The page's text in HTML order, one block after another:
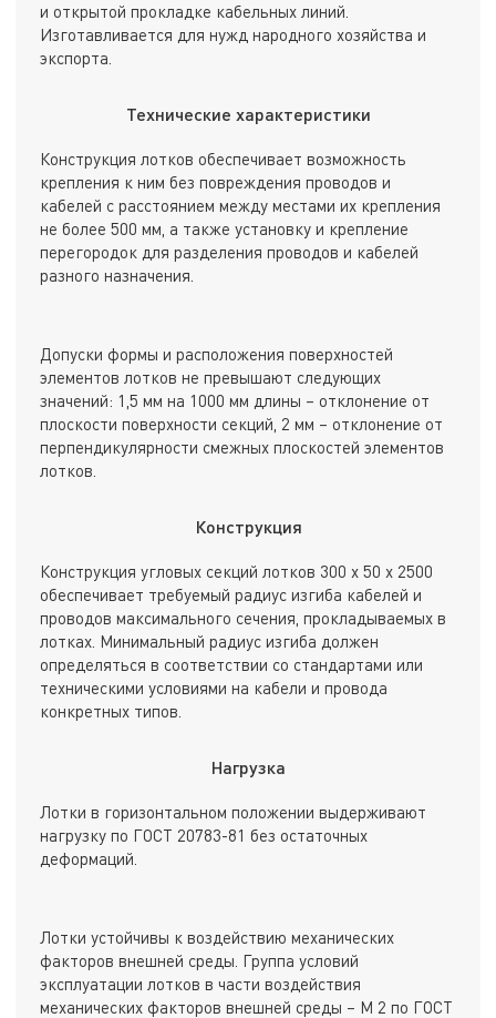
и открытой прокладке кабельных линий.
Изготавливается для нужд народного хозяйства и
экспорта.
Технические характеристики
Конструкция лотков обеспечивает возможность
крепления к ним без повреждения проводов и
кабелей с расстоянием между местами их крепления
не более 500 мм, а также установку и крепление
перегородок для разделения проводов и кабелей
разного назначения.
Допуски формы и расположения поверхностей
элементов лотков не превышают следующих
значений: 1,5 мм на 1000 мм длины – отклонение от
плоскости поверхности секций, 2 мм – отклонение от
перпендикулярности смежных плоскостей элементов
лотков.
Конструкция
Конструкция угловых секций лотков 300 х 50 х 2500
обеспечивает требуемый радиус изгиба кабелей и
проводов максимального сечения, прокладываемых в
лотках. Минимальный радиус изгиба должен
определяться в соответствии со стандартами или
техническими условиями на кабели и провода
конкретных типов.
Нагрузка
Лотки в горизонтальном положении выдерживают
нагрузку по ГОСТ 20783-81 без остаточных
деформаций.
Лотки устойчивы к воздействию механических
факторов внешней среды. Группа условий
эксплуатации лотков в части воздействия
механических факторов внешней среды – М 2 по ГОСТ